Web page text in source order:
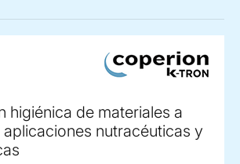
higiénica de materiales a
nutracéuticas y